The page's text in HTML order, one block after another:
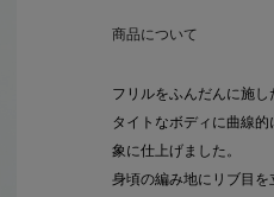
商品について
フリルをふんだんに施し
タイトなボディに曲線
象に仕上げました。
身頃の編み地にリブ目